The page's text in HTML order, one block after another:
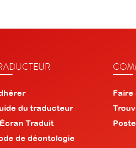
du traducteur
Traduit
de déontologie